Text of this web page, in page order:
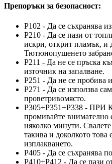
Препоръки за безопасност:
P102 - Да се съхранява
P210 - Да се пази от
искри, открит пламък, и
Тютюнопушенето
P211 - Да не се пръска
източник на запалване.
P251 - Да не се пробива
P271 - Да се използва
проветривомясто.
P305+P351+P338 -
промивайте внимателно
няколко минути.
такива и доколкото
изплакването.
P405 - Да се съхранява
P410+P412 - Да се пази